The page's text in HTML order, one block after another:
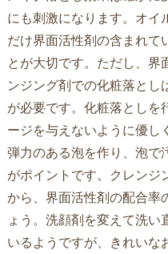
にも刺激になります。オイ
だけ界面活性剤の含まれて
とが大切です。ただし、界
ンジング剤での化粧落とし
が必要です。化粧落としを
ージを与えないように優し
弾力のある泡を作り、泡で
がポイントです。クレンジ
から、界面活性剤の配合率
ょう。洗顔剤を変えて洗い
いるようですが、きれいな